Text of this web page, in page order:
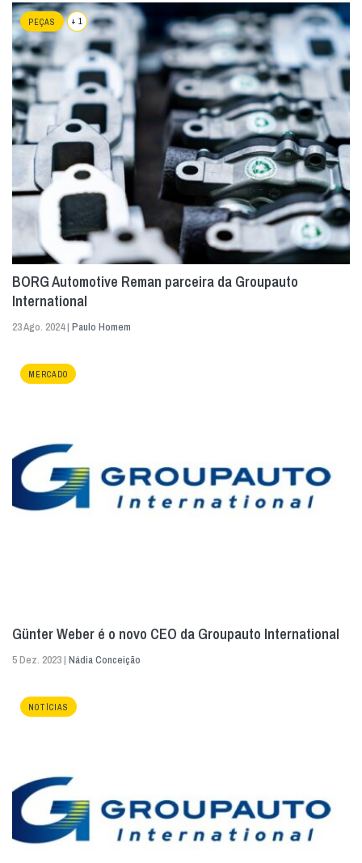
PEÇAS + 1
BORG Automotive Reman parceira da Groupauto
International
23 Ago. 2024 | Paulo Homem
MERCADO
Günter Weber é o novo CEO da Groupauto International
5 Dez. 2023 | Nádia Conceição
NOTÍCIAS